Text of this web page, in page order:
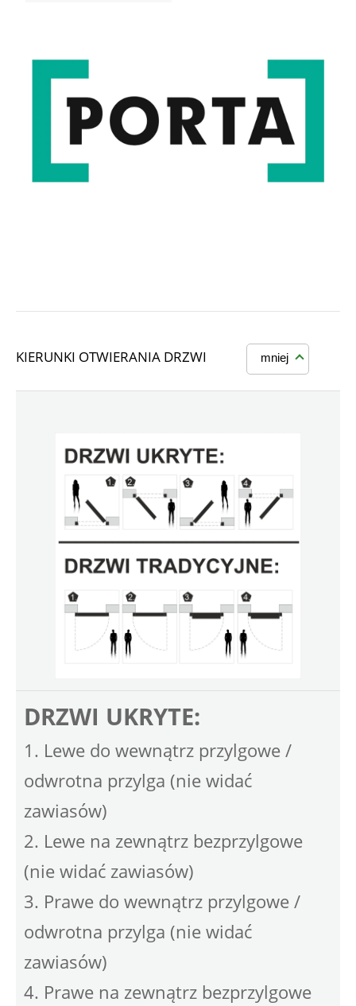
KIERUNKI OTWIERANIA DRZWI mniej
DRZWI UKRYTE:
1. Lewe do wewnątrz przylgowe /
odwrotna przylga (nie widać
zawiasów)
2. Lewe na zewnątrz bezprzylgowe
(nie widać zawiasów)
3. Prawe do wewnątrz przylgowe /
odwrotna przylga (nie widać
zawiasów)
4. Prawe na zewnątrz bezprzylgowe